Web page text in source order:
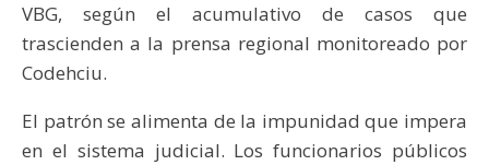
VBG, según el acumulativo de casos que
trascienden a la prensa regional monitoreado por
Codehciu.
El patrón se alimenta de la impunidad que impera
en el sistema judicial. Los funcionarios públicos